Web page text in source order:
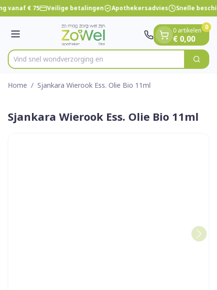
Ga naar de inhoud
1 van 1
vanaf € 75 Veilige betalingen Apothekersadvies Snelle
Menu
Product, merk, categorie...
Vind snel wondverzo Zoek
0 artikelen
€ 0,00
0
Home / Sjankara Wierook Ess. Olie Bio 11ml
Sjankara Wierook Ess. Olie Bio 11ml